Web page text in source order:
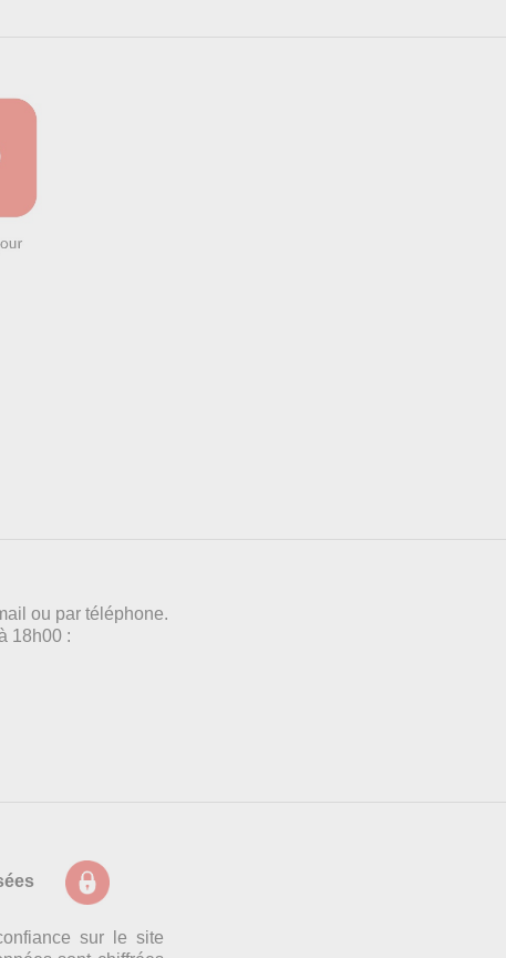
ou par téléphone.
18h00 :
sur le site